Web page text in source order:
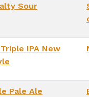
Sour
IPA New
Pale Ale